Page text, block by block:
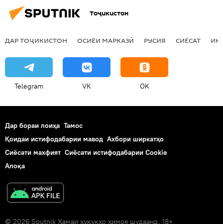
Тоҷикистон
ДАР ТОҶИКИСТОН ОСИЁИ МАРКАЗӢ РУСИЯ СИЁСАТ
Telegram VK OK
Дар бораи лоиҳа Тамос
Қоидаи истифодабарии мавод Ахбори ширкатҳо
Сиёсати махфият Сиёсати истифодабарии Cookie
Алоқа
© 2026 Sputnik Ҳамаи ҳуқуқҳо ҳимоя шудаанд. 18+